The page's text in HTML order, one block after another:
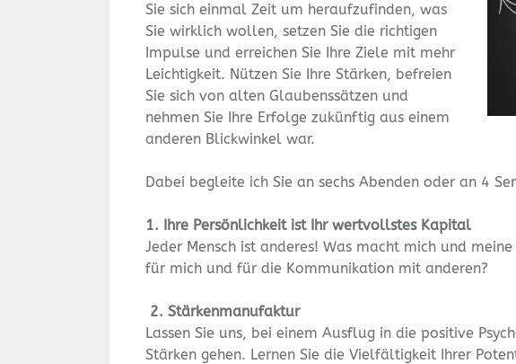
Sie sich einmal Zeit um heraufzufinden, was
Sie wirklich wollen, setzen Sie die richtigen
Impulse und erreichen Sie Ihre Ziele mit mehr
Leichtigkeit. Nützen Sie Ihre Stärken, befreien
Sie sich von alten Glaubenssätzen und
nehmen Sie Ihre Erfolge zukünftig aus einem
anderen Blickwinkel war.
Dabei begleite ich Sie an sechs Abenden oder an 4
1. Ihre Persönlichkeit ist Ihr wertvollstes Kapital
Jeder Mensch ist anderes! Was macht mich und
für mich und für die Kommunikation mit anderen?
2. Stärkenmanufaktur
Lassen Sie uns, bei einem Ausflug in die positive
Stärken gehen. Lernen Sie die Vielfältigkeit Ihrer